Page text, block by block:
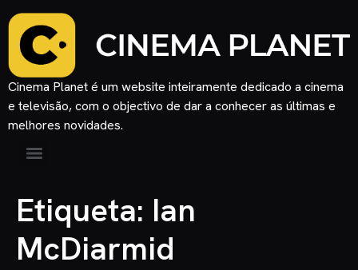
Cinema Planet é um website inteiramente dedicado a cinema
e televisão, com o objectivo de dar a conhecer as últimas e
melhores novidades.
Etiqueta: Ian
McDiarmid